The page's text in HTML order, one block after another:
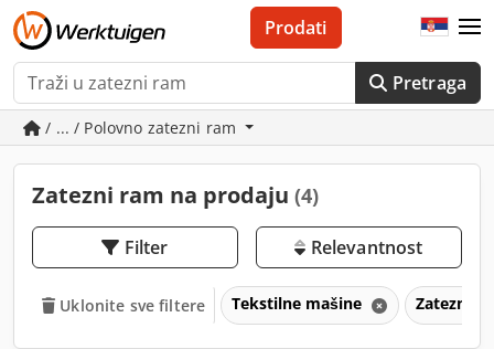
Pretraga
Prodati
/ ... / Polovno zatezni ram
Zatezni ram na prodaju (4)
Filter Relevantnost
Uklonite sve filtere Tekstilne mašine Zatezni